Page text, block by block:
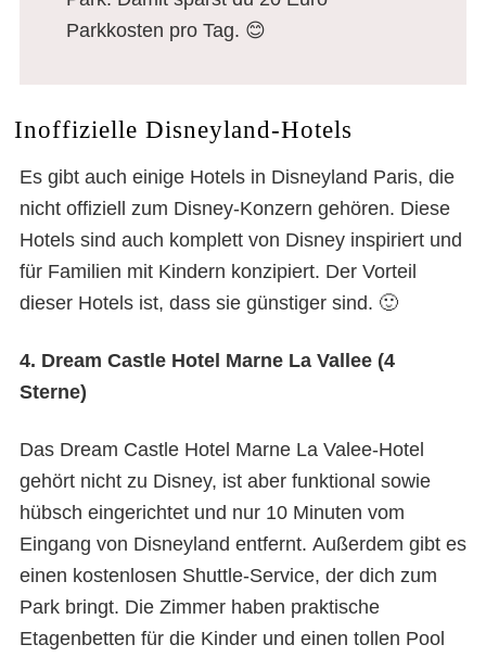
Parkkosten pro Tag. 😊
Inoffizielle Disneyland-Hotels
Es gibt auch einige Hotels in Disneyland Paris, die
nicht offiziell zum Disney-Konzern gehören. Diese
Hotels sind auch komplett von Disney inspiriert und
für Familien mit Kindern konzipiert. Der Vorteil
dieser Hotels ist, dass sie günstiger sind. 🙂
4. Dream Castle Hotel Marne La Vallee (4
Sterne)
Das Dream Castle Hotel Marne La Valee-Hotel
gehört nicht zu Disney, ist aber funktional sowie
hübsch eingerichtet und nur 10 Minuten vom
Eingang von Disneyland entfernt. Außerdem gibt es
einen kostenlosen Shuttle-Service, der dich zum
Park bringt. Die Zimmer haben praktische
Etagenbetten für die Kinder und einen tollen Pool